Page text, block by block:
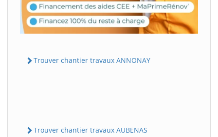
Trouver chantier travaux ANNONAY
Trouver chantier travaux AUBENAS